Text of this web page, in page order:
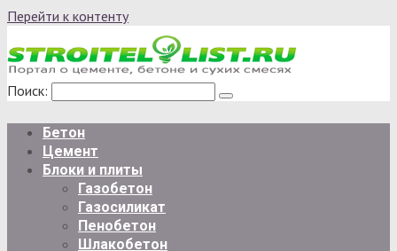
Перейти к контенту
Поиск:
Бетон
Цемент
Блоки и плиты
Газобетон
Газосиликат
Пенобетон
Шлакобетон